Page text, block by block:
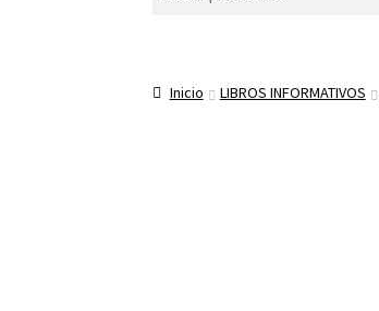
n Inicio LIBROS INFORMATIVOS